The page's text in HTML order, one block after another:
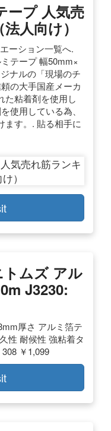
ープ 人気売
人向け）
ーション一覧へ.
テープ 幅50mm×
ナルの「現場のチ
の大手国産メーカ
た粘着剤を使用し
使用している為、
ます。. 貼る相手に
ムズ アル
J3230:
厚さ アルミ箔テ
性 耐候性 強粘着タ
￥1,099